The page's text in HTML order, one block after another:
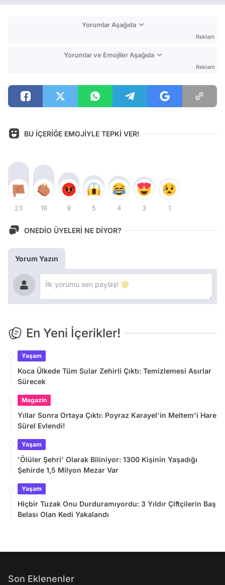
Yorumlar Aşağıda
Reklam
Yorumlar ve Emojiler Aşağıda
Reklam
BU İÇERİĞE EMOJİYLE TEPKİ VER!
23 19 9 5 4 3 1
ONEDİO ÜYELERİ NE DİYOR?
Yorum Yazın
En Yeni İçerikler!
Yaşam
Koca Ülkede Tüm Sular Zehirli Çıktı: Temizlemesi Asırlar
Sürecek
Magazin
Yıllar Sonra Ortaya Çıktı: Poyraz Karayel'in Meltem'i Hare
Sürel Evlendi!
Yaşam
'Ölüler Şehri' Olarak Biliniyor: 1300 Kişinin Yaşadığı
Şehirde 1,5 Milyon Mezar Var
Yaşam
Hiçbir Tuzak Onu Durduramıyordu: 3 Yıldır Çiftçilerin Baş
Belası Olan Kedi Yakalandı
Son Eklenenler